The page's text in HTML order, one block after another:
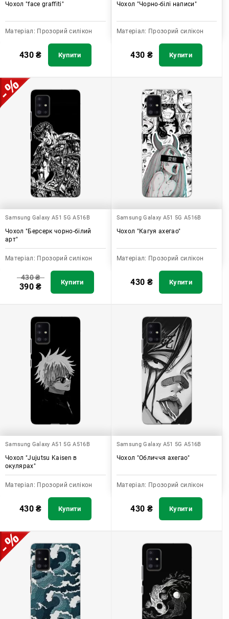
Чохол "face graffiti"
Матеріал: Прозорий силікон
430₴ Купити
Чохол "Чорно-білі написи"
Матеріал: Прозорий силікон
430 ₴ Купити
Samsung Galaxy A51 5G A516B
Чохол "Берсерк чорно-білий
арт"
Матеріал: Прозорий силікон
430₴
390₴ Купити
Samsung Galaxy A51 5G A516B
Чохол "Кагуя ахегао"
Матеріал: Прозорий силікон
430 ₴ Купити
Samsung Galaxy A51 5G A516B
Чохол "Jujutsu Kaisen в
окулярах"
Матеріал: Прозорий силікон
430₴ Купити
Samsung Galaxy A51 5G A516B
Чохол "Обличчя ахегао"
Матеріал: Прозорий силікон
430 ₴ Купити